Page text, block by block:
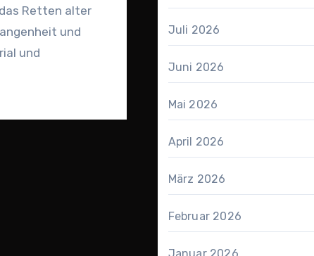
Retten alter
und
und
Juli 2026
Juni 2026
Mai 2026
April 2026
März 2026
Februar 2026